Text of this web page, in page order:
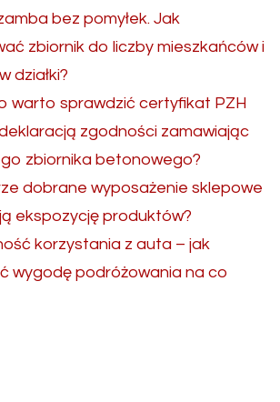
bez pomyłek. Jak
zbiornik do liczby mieszkańców i
działki?
warto sprawdzić certyfikat PZH
zgodności zamawiając
zbiornika betonowego?
dobrane wyposażenie sklepowe
ekspozycję produktów?
korzystania z auta – jak
wygodę podróżowania na co